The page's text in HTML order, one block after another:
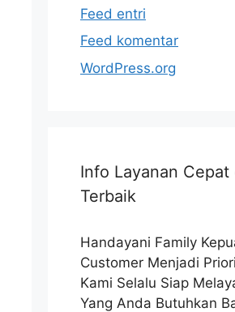
Feed entri
Feed komentar
WordPress.org
Info Layanan Cepat
Terbaik
Handayani Family
Customer Menjadi
Kami Selalu Siap
Yang Anda Butuhkan